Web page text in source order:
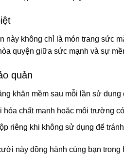
này không chỉ là món trang sức
quyện giữa sức mạnh và sự
quản
khăn mềm sau mỗi lần sử
hóa chất mạnh hoặc môi trường
riêng khi không sử dụng để
này đồng hành cùng bạn